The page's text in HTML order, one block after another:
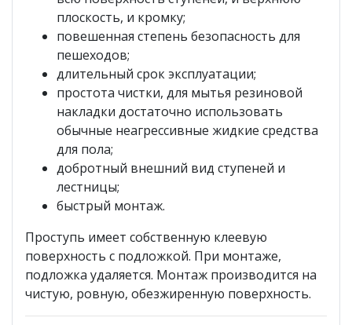
плоскость, и кромку;
повешенная степень безопасность для
пешеходов;
длительный срок эксплуатации;
простота чистки, для мытья резиновой
накладки достаточно использовать
обычные неагрессивные жидкие средства
для пола;
добротный внешний вид ступеней и
лестницы;
быстрый монтаж.
Проступь имеет собственную клеевую
поверхность с подложкой. При монтаже,
подложка удаляется. Монтаж производится на
чистую, ровную, обезжиренную поверхность.